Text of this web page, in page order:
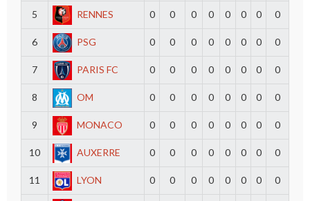
5 RENNES 0 0 0 0 0 0 0 0
6 PSG 0 0 0 0 0 0 0 0
7 PARIS FC 0 0 0 0 0 0 0 0
8 OM 0 0 0 0 0 0 0 0
9 MONACO 0 0 0 0 0 0 0 0
10 AUXERRE 0 0 0 0 0 0 0 0
11 LYON 0 0 0 0 0 0 0 0